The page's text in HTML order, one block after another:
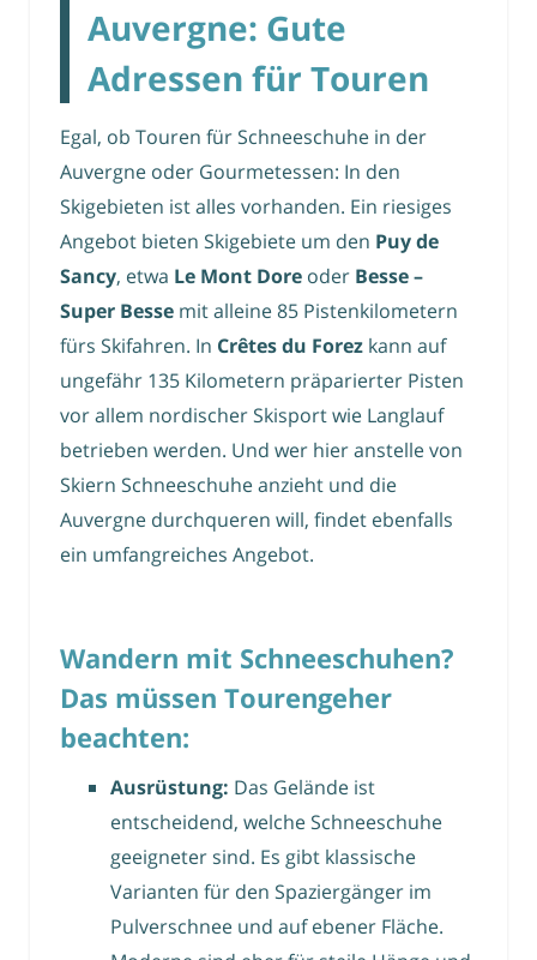
Auvergne: Gute
Adressen für Touren
Egal, ob Touren für Schneeschuhe in der
Auvergne oder Gourmetessen: In den
Skigebieten ist alles vorhanden. Ein riesiges
Angebot bieten Skigebiete um den Puy de
Sancy, etwa Le Mont Dore oder Besse –
Super Besse mit alleine 85 Pistenkilometern
fürs Skifahren. In Crêtes du Forez kann auf
ungefähr 135 Kilometern präparierter Pisten
vor allem nordischer Skisport wie Langlauf
betrieben werden. Und wer hier anstelle von
Skiern Schneeschuhe anzieht und die
Auvergne durchqueren will, findet ebenfalls
ein umfangreiches Angebot.
Wandern mit Schneeschuhen?
Das müssen Tourengeher
beachten:
Ausrüstung: Das Gelände ist
entscheidend, welche Schneeschuhe
geeigneter sind. Es gibt klassische
Varianten für den Spaziergänger im
Pulverschnee und auf ebener Fläche.